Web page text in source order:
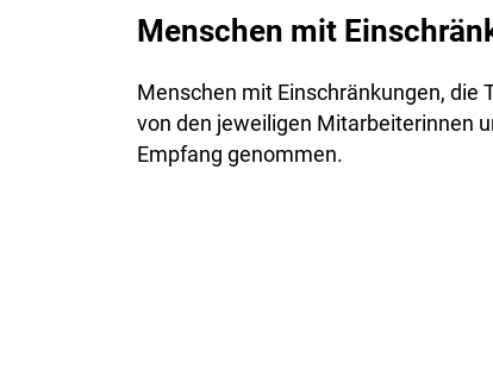
Menschen mit
Menschen mit Einschränkungen,
von den jeweiligen Mitarbeiterinnen
Empfang genommen.